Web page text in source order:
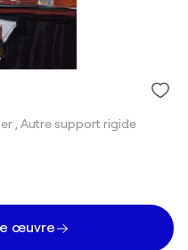
, Autre support rigide
œuvre